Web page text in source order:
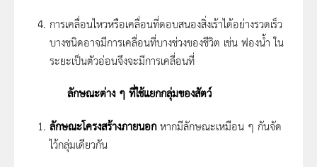
การเคลื่อนไหวหรือเคลื่อนที่ตอบสนองสิ่งเร้าได้อย่างรวดเร็ว
บางชนิดอาจมีการเคลื่อนที่บางช่วงของชีวิต เช่น ฟองน้ำ ใน
ระยะเป็นตัวอ่อนจึงจะมีการเคลื่อนที่
ลักษณะต่าง ๆ ที่ใช้แยกกลุ่มของสัตว์
ลักษณะโครงสร้างภายนอกหากมีลักษณะเหมือน ๆ กันจัด
ไว้กลุ่มเดียวกัน